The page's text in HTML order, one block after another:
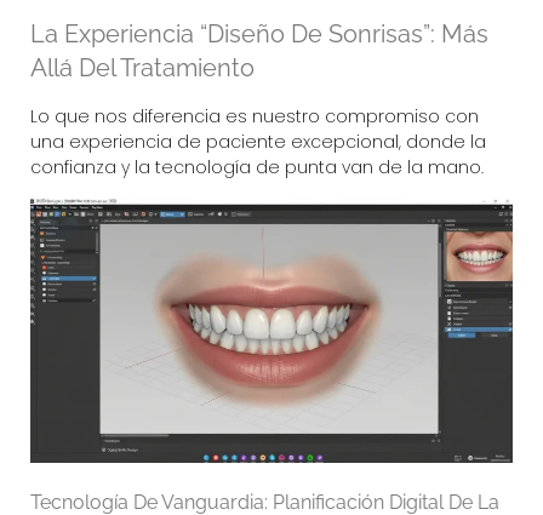
La Experiencia “Diseño De Sonrisas”: Más
Allá Del Tratamiento
Lo que nos diferencia es nuestro compromiso con
una experiencia de paciente excepcional, donde la
confianza y la tecnología de punta van de la mano.
Tecnología De Vanguardia: Planificación Digital De La